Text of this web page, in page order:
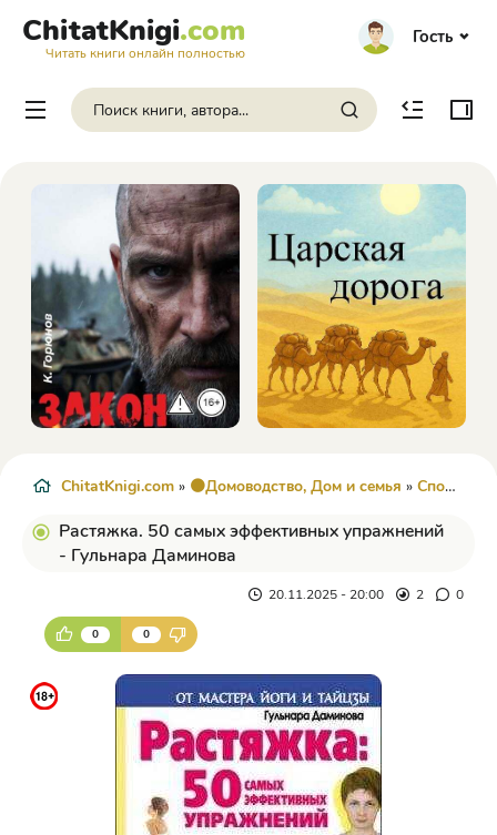
ChitatKnigi.com
Читать книги онлайн полностью
Гость
ChitatKnigi.com » 🟠Домоводство, Дом и семья » Спорт
Растяжка. 50 самых эффективных упражнений
- Гульнара Даминова
20.11.2025 - 20:00 2 0
0 0